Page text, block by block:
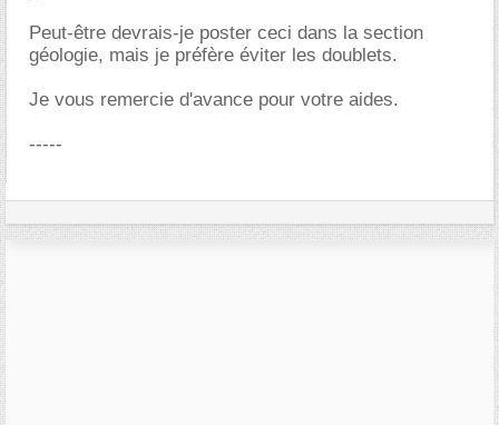
Peut-être devrais-je poster ceci dans la section
géologie, mais je préfère éviter les doublets.
Je vous remercie d'avance pour votre aides.
-----